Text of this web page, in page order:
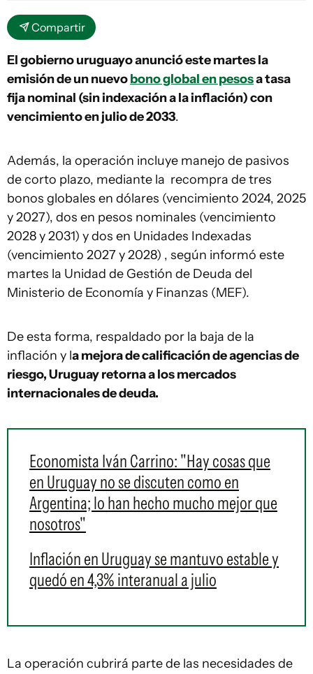
Compartir
El gobierno uruguayo anunció este martes la
emisión de un nuevobono global en pesosa tasa
fija nominal (sin indexación a la inflación) con
vencimiento en julio de 2033.
Además, la operación incluye manejo de pasivos
de corto plazo, mediante la recompra de tres
bonos globales en dólares (vencimiento 2024, 2025
y 2027), dos en pesos nominales (vencimiento
2028 y 2031) y dos en Unidades Indexadas
(vencimiento 2027 y 2028) , según informó este
martes la Unidad de Gestión de Deuda del
Ministerio de Economía y Finanzas (MEF).
De esta forma, respaldado por la baja de la
inflación y la mejora de calificación de agencias de
riesgo, Uruguay retorna a los mercados
internacionales de deuda.
Economista Iván Carrino: "Hay cosas que
en Uruguay no se discuten como en
Argentina; lo han hecho mucho mejor que
nosotros"
Inflación en Uruguay se mantuvo estable y
quedó en 4,3% interanual a julio
La operación cubrirá parte de las necesidades de